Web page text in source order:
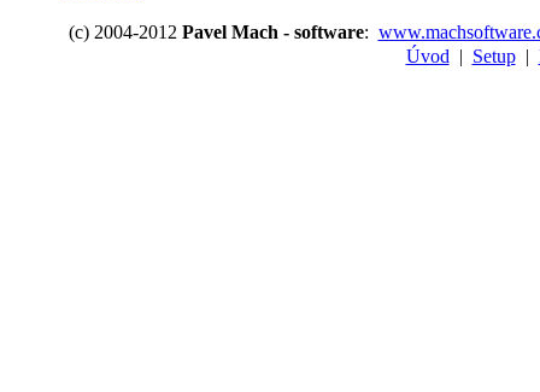
(c) 2004-2012 Pavel Mach - software:
Úvod | Setup|